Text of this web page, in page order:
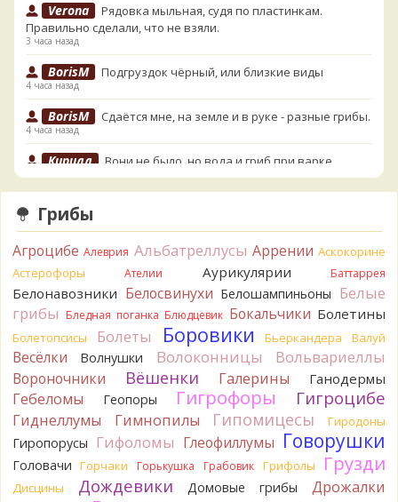
Verona
Рядовка мыльная, судя по пластинкам.
Правильно сделали, что не взяли.
3 часа назад
BorisM Подгруздок чёрный, или близкие виды
4 часа назад
BorisM Сдаётся мне, на земле и в руке - разные грибы.
4 часа назад
Кирилл
Вони не было, но вода и гриб при варке
начали желтеть. Выкинул. Большое спасибо.
5 часов назад
Кирилл
5 часов назад
Tatiana_A
Да. Но они не все безоговорочно
съедобны.
6 часов назад
В следующий раз вырвите его целиком и
разрежьте ножку вертикально. Именно вертикально.
Пожелтение у самого основания - значит, Ш. Желтокожий,
ядовит. Иногда полезно гриб сварить, Желтокожий и еще
несколько ядовитых начинают жутко вонять химией, и
6 часов назад
Кирилл
Спасибо, а можно быть хотя бы уверенным,
что это сыроежки? Полости в ножке нет, но центральная
часть видно, что другого цвета немного. Изменения цвета
Грибы
Агроцибе Алеврия Альбатреллусы Аррении Аскокорине
Астерофоры
Ателии Аурикулярии Баттаррея
Белонавозники Белосвинухи Белошампиньоны Белые
грибы Бледная поганка Блюдцевик Бокальчики Болетины
Болетопсисы Болеты Боровики Бьеркандера Валуй
Весёлки Волнушки Волоконницы Вольвариеллы
Вороночники Вёшенки Галерины Ганодермы
Гебеломы Геопоры Гигрофоры Гигроцибе
Гиднеллумы Гимнопилы Гипомицесы Гиродоны
Гиропорусы Гифоломы Глеофиллумы Говорушки
Головачи Горчаки Горькушка Грабовик Грифолы Грузди
Дисцины Дождевики Домовые грибы Дрожалки